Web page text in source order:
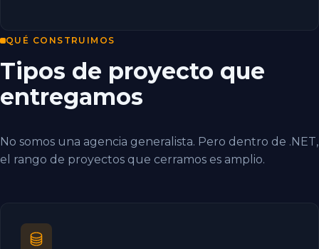
QUÉ CONSTRUIMOS
Tipos de proyecto que
entregamos
No somos una agencia generalista. Pero dentro de .NET,
el rango de proyectos que cerramos es amplio.